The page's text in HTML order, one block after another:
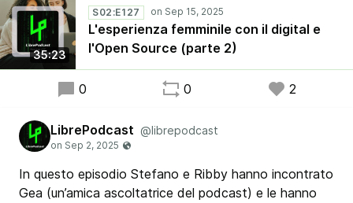
35:23
S02:E127
L'esperienza femminile con il digital e
l'Open Source (parte 2)
0 0 2
LibrePodcast @librepodcast
In questo episodio Stefano e Ribby hanno incontrato
Gea (un’amica ascoltatrice del podcast) e le hanno